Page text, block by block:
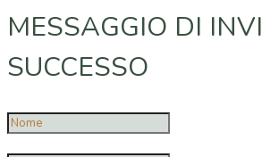
MESSAGGIO DI
SUCCESSO